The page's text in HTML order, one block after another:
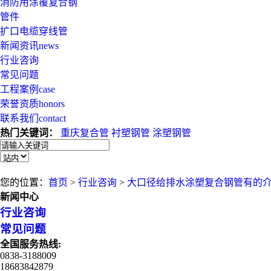
消防用涂覆复合钢
管件
扩口电缆穿线管
新闻资讯news
行业咨询
常见问题
工程案例 case
荣誉资质honors
联系我们 contact
热门关键词：
重庆复合管 衬塑钢管 涂塑钢管
您的位置： 首页 > 行业咨询 > 大口径给排水涂塑复合钢管有的
新闻中心
行业咨询
常见问题
全国服务热线:
0838-3188009
18683842879